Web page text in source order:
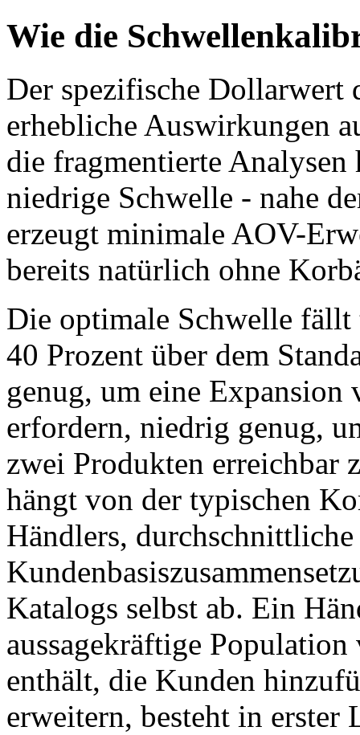
Wie die
Der spezifische Dollarwert
erhebliche Auswirkungen
die fragmentierte
niedrige Schwelle - nahe
erzeugt minimale AOV-
bereits natürlich ohne
Die optimale Schwelle fällt
40 Prozent über dem
genug, um eine
erfordern, niedrig genug,
zwei Produkten erreichbar
hängt von der typischen
Händlers,
Katalogs selbst ab. Ein
aussagekräftige
enthält, die Kunden
erweitern, besteht in erster